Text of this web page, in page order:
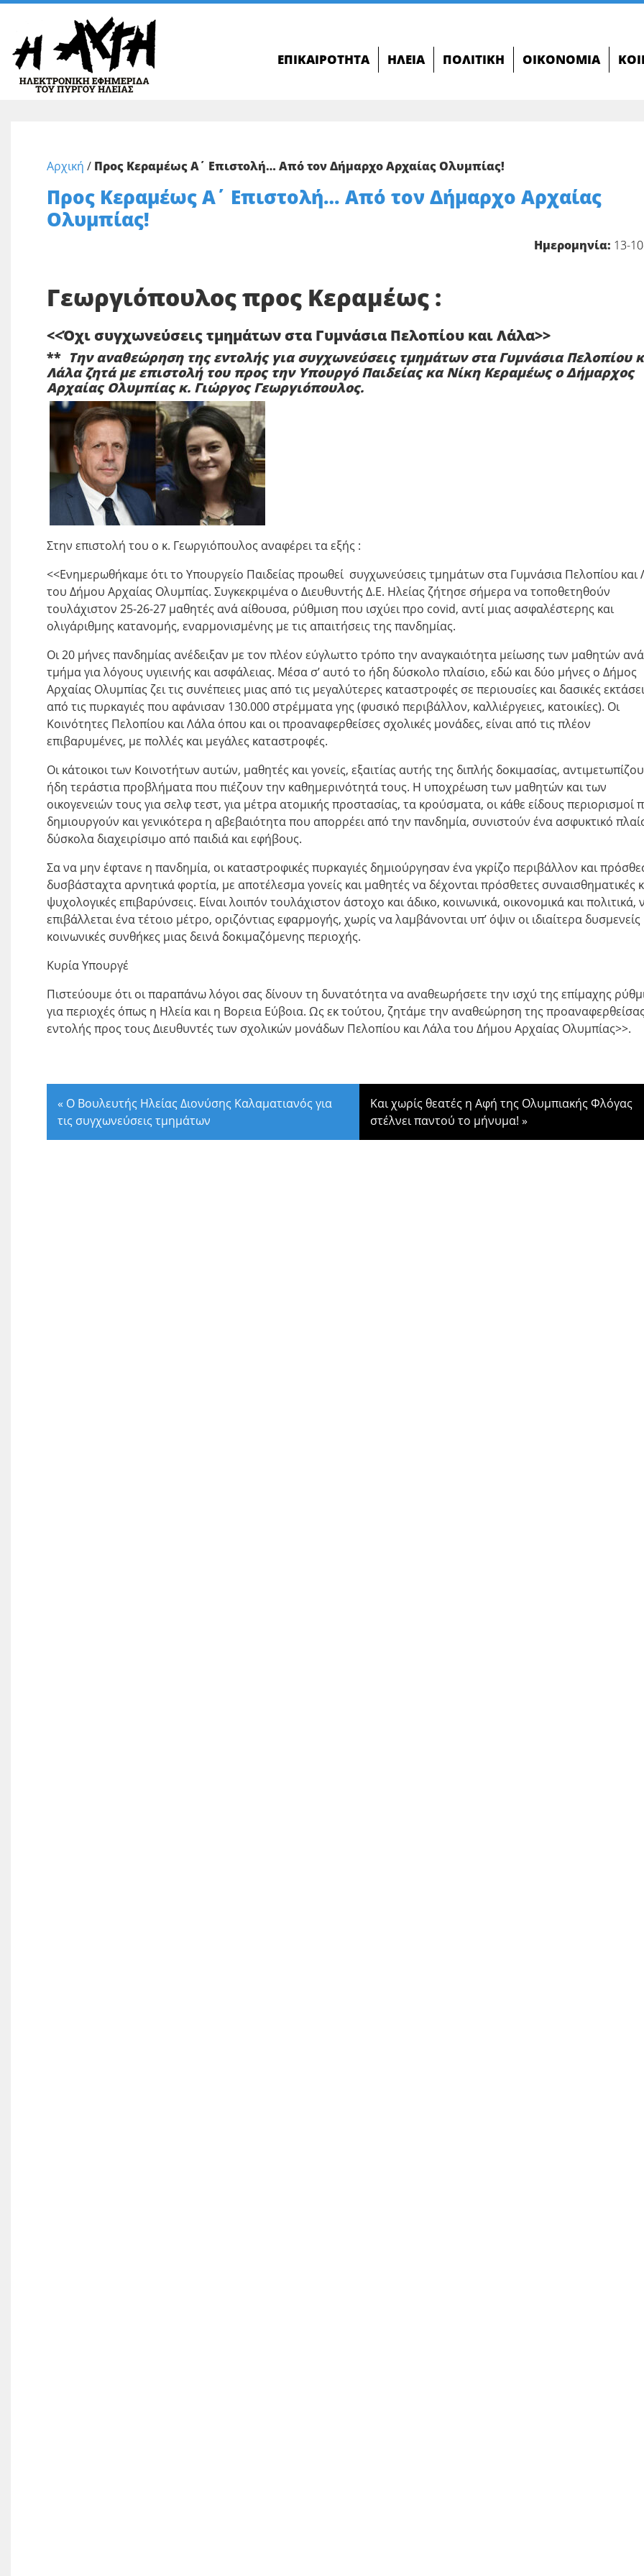
ΕΠΙΚΑΙΡΌΤΗΤΑ ΗΛΕΊΑ ΠΟΛΙΤΙΚΉ ΟΙΚΟΝΟΜΊΑ
Αρχική / Προς Κεραμέως Α΄ Επιστολή… Από τον Δήμαρχο Αρχαίας Ολυμπίας!
Προς Κεραμέως Α΄ Επιστολή… Από τον Δήμαρχο Αρχαίας
Ολυμπίας!
Ημερομηνία: 13-
Γεωργιόπουλος προς Κεραμέως :
<<Όχι συγχωνεύσεις τμημάτων στα Γυμνάσια Πελοπίου και Λάλα>>
** Την αναθεώρηση της εντολής για συγχωνεύσεις τμημάτων στα Γυμνάσια Πελοπίου
Λάλα ζητά με επιστολή του προς την Υπουργό Παιδείας κα Νίκη Κεραμέως ο Δήμαρχος
Αρχαίας Ολυμπίας κ. Γιώργος Γεωργιόπουλος.
Στην επιστολή του ο κ. Γεωργιόπουλος αναφέρει τα εξής :
<<Ενημερωθήκαμε ότι το Υπουργείο Παιδείας προωθεί συγχωνεύσεις τμημάτων στα Γυμνάσια Πελοπίου και
του Δήμου Αρχαίας Ολυμπίας. Συγκεκριμένα ο Διευθυντής Δ.Ε. Ηλείας ζήτησε σήμερα να τοποθετηθούν
τουλάχιστον 25-26-27 μαθητές ανά αίθουσα, ρύθμιση που ισχύει προ covid, αντί μιας ασφαλέστερης και
ολιγάριθμης κατανομής, εναρμονισμένης με τις απαιτήσεις της πανδημίας.
Οι 20 μήνες πανδημίας ανέδειξαν με τον πλέον εύγλωττο τρόπο την αναγκαιότητα μείωσης των μαθητών ανά
τμήμα για λόγους υγιεινής και ασφάλειας. Μέσα σ’ αυτό το ήδη δύσκολο πλαίσιο, εδώ και δύο μήνες ο Δήμος
Αρχαίας Ολυμπίας ζει τις συνέπειες μιας από τις μεγαλύτερες καταστροφές σε περιουσίες και δασικές
από τις πυρκαγιές που αφάνισαν 130.000 στρέμματα γης (φυσικό περιβάλλον, καλλιέργειες, κατοικίες). Οι
Κοινότητες Πελοπίου και Λάλα όπου και οι προαναφερθείσες σχολικές μονάδες, είναι από τις πλέον
επιβαρυμένες, με πολλές και μεγάλες καταστροφές.
Οι κάτοικοι των Κοινοτήτων αυτών, μαθητές και γονείς, εξαιτίας αυτής της διπλής δοκιμασίας,
ήδη τεράστια προβλήματα που πιέζουν την καθημερινότητά τους. Η υποχρέωση των μαθητών και των
οικογενειών τους για σελφ τεστ, για μέτρα ατομικής προστασίας, τα κρούσματα, οι κάθε είδους περιορισμοί
δημιουργούν και γενικότερα η αβεβαιότητα που απορρέει από την πανδημία, συνιστούν ένα ασφυκτικό
δύσκολα διαχειρίσιμο από παιδιά και εφήβους.
Σα να μην έφτανε η πανδημία, οι καταστροφικές πυρκαγιές δημιούργησαν ένα γκρίζο περιβάλλον και
δυσβάσταχτα αρνητικά φορτία, με αποτέλεσμα γονείς και μαθητές να δέχονται πρόσθετες συναισθηματικές
ψυχολογικές επιβαρύνσεις. Είναι λοιπόν τουλάχιστον άστοχο και άδικο, κοινωνικά, οικονομικά και πολιτικά,
επιβάλλεται ένα τέτοιο μέτρο, οριζόντιας εφαρμογής, χωρίς να λαμβάνονται υπ’ όψιν οι ιδιαίτερα δυσμενείς
κοινωνικές συνθήκες μιας δεινά δοκιμαζόμενης περιοχής.
Κυρία Υπουργέ
Πιστεύουμε ότι οι παραπάνω λόγοι σας δίνουν τη δυνατότητα να αναθεωρήσετε την ισχύ της επίμαχης
για περιοχές όπως η Ηλεία και η Βορεια Εύβοια. Ως εκ τούτου, ζητάμε την αναθεώρηση της προαναφερθείσας
εντολής προς τους Διευθυντές των σχολικών μονάδων Πελοπίου και Λάλα του Δήμου Αρχαίας Ολυμπίας>>.
« Ο Βουλευτής Ηλείας Διονύσης Καλαματιανός για
τις συγχωνεύσεις τμημάτων
Και χωρίς θεατές η Αφή της Ολυμπιακής Φλόγας
στέλνει παντού το μήνυμα! »